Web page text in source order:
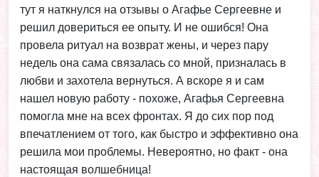
тут я наткнулся на отзывы о Агафье Сергеевне и
решил довериться ее опыту. И не ошибся! Она
провела ритуал на возврат жены, и через пару
недель она сама связалась со мной, призналась в
любви и захотела вернуться. А вскоре я и сам
нашел новую работу - похоже, Агафья Сергеевна
помогла мне на всех фронтах. Я до сих пор под
впечатлением от того, как быстро и эффективно она
решила мои проблемы. Невероятно, но факт - она
настоящая волшебница!